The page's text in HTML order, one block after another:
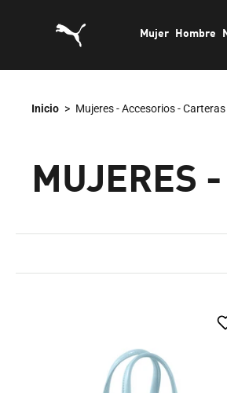
Mujer Hombre
Inicio > Mujeres - Accesorios -
MUJERES